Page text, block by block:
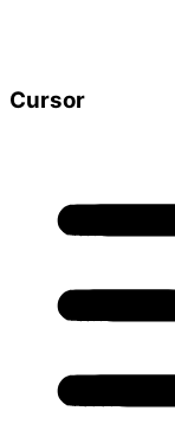
Cursor